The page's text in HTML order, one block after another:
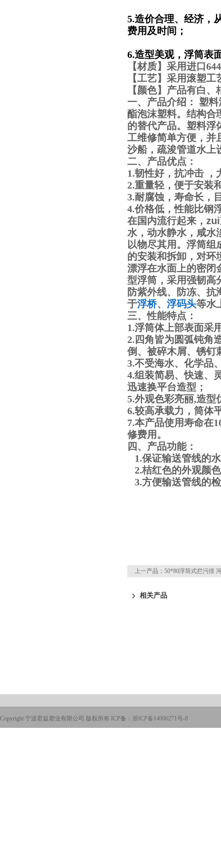
5.造价合理、经济，
费用及时间；
6.造型美观，浮筒表
【材质】采用进口
【工艺】采用滚塑
【颜色】产品有白
一、产品介绍： 塑
酯泡沫塑料。结构合
的替代产品。塑料浮
工维修简单方便，并
沙船，疏浚管道水上
二、产品优点：
1.韧性好，抗冲击 ，
2.重量轻，便于安装
3.耐腐蚀，寿命长，
4.价格低，性能比钢
在国内流行起来，
水，动水静水，咸水
以物尽其用。浮筒
的安装和拆卸，对环
漂浮在水面上的密闭
型浮筒，采用强韧高
防紫外线、防冻、
于浮桥、 浮码头等水
三、性能特点：
1.浮筒体上部表面采
2.四角皆为圆弧钝角
倒、被碎木屑、锈钉
3.不受海水、化学品
4.组装简易、快速、
迅速换平台造型；
5.外观色彩亮丽,造型
6.较高承载力，筒体
7.本产品使用寿命在
修费用。
四、产品功能：
1.保证输送管线的
2.桔红色的外观颜
3.方便输送管线的
上一产品： 50*80浮筒式拦污排
相关产品
Copyright 宁波君益塑业有限公司 版权所有 ICP备： 浙ICP备14006271号-8